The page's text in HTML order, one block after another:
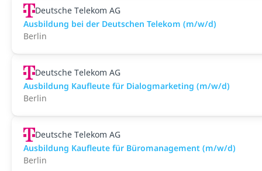
Deutsche Telekom AG
Ausbildung bei der Deutschen Telekom (m/w/d)
Berlin
Deutsche Telekom AG
Ausbildung Kaufleute für Dialogmarketing (m/w/d)
Berlin
Deutsche Telekom AG
Ausbildung Kaufleute für Büromanagement (m/w/d)
Berlin